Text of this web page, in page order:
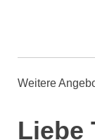
Weitere
Liebe